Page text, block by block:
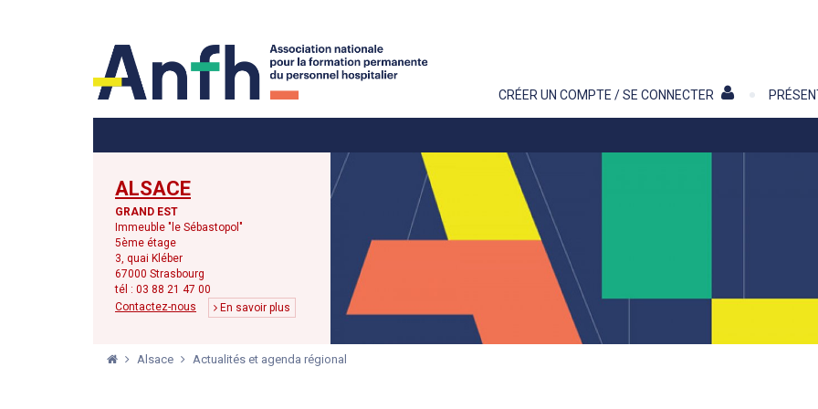
CRÉER UN COMPTE / SE CONNECTER
ALSACE
GRAND EST
Immeuble "le Sébastopol"
5ème étage
3, quai Kléber
67000 Strasbourg
tél : 03 88 21 47 00
Contactez-nous
En savoir plus
Alsace Actualités et agenda régional